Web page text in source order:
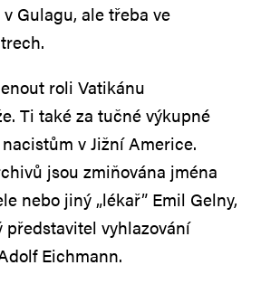
Gulagu, ale třeba ve
roli Vatikánu
Ti také za tučné výkupné
v Jižní Americe.
jsou zmiňována jména
nebo jiný „lékař” Emil Gelny,
vyhlazování
Eichmann.